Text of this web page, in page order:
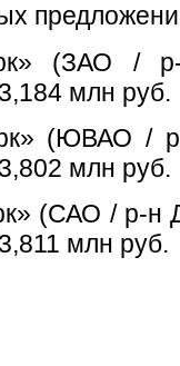
(ЗАО / р-
млн руб.
(ЮВАО /
млн руб.
(САО / р-н
млн руб.